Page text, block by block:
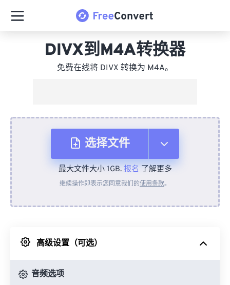
DIVX到M4A转换器
免费在线将 DIVX 转换为 M4A。
选择文件
从设备
来自 Google Drive
最大文件大小 1GB.报名了解更多
继续操作即表示您同意我们的使用条款。
高级设置（可选）
音频选项